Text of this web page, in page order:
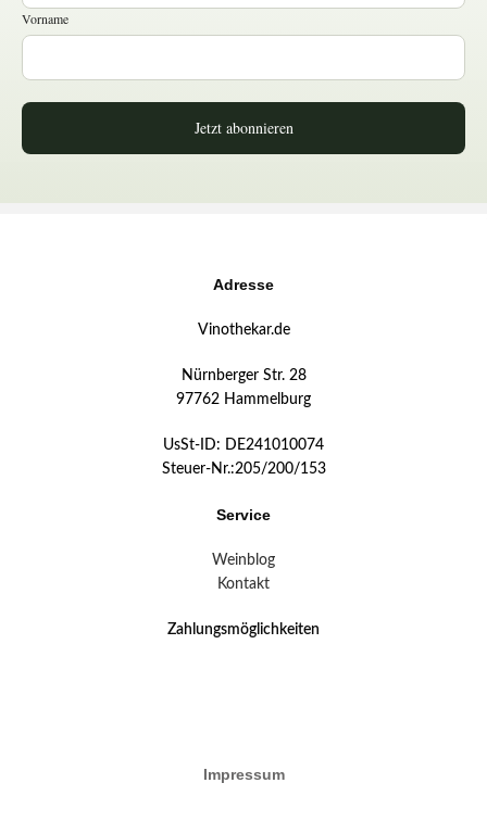
Vorname
Jetzt abonnieren
Adresse
Vinothekar.de
Nürnberger Str. 28
97762 Hammelburg
UsSt-ID: DE241010074
Steuer-Nr.:205/200/153
Service
Weinblog
Kontakt
Zahlungsmöglichkeiten
Impressum